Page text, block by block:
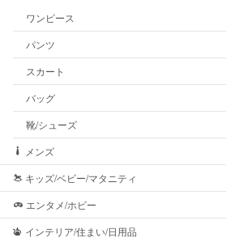
ワンピース
パンツ
スカート
バッグ
靴/シューズ
メンズ
キッズ/ベビー/マタニティ
エンタメ/ホビー
インテリア/住まい/日用品